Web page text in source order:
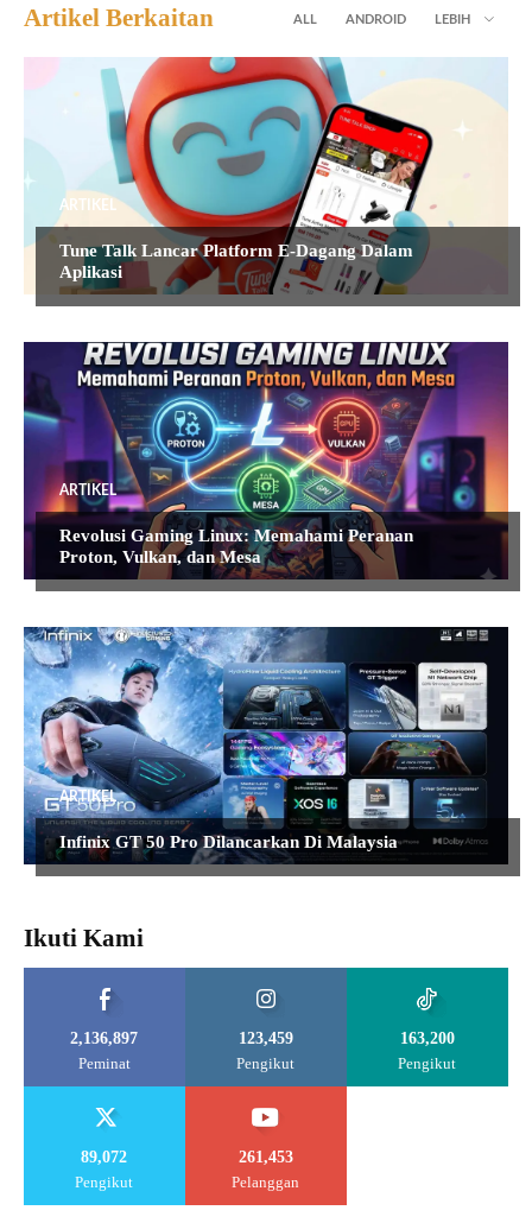
Artikel Berkaitan ALL ANDROID LEBIH
ARTIKEL
Tune Talk Lancar Platform E-Dagang Dalam
Aplikasi
ARTIKEL
Revolusi Gaming Linux: Memahami Peranan
Proton, Vulkan, dan Mesa
ARTIKEL
Infinix GT 50 Pro Dilancarkan Di Malaysia
Ikuti Kami
2,136,897
Peminat
123,459
Pengikut
163,200
Pengikut
89,072
Pengikut
261,453
Pelanggan